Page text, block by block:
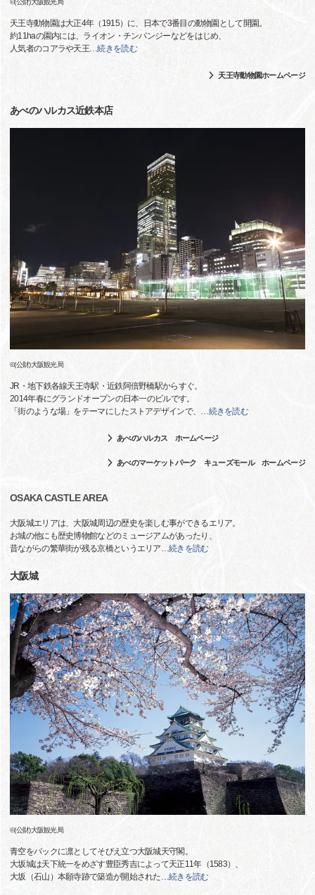
©(公財)大阪観光局
天王寺動物園は大正4年（1915）に、日本で3番目の動物園として開園。
約11haの園内には、ライオン・チンパンジーなどをはじめ、
人気者のコアラや天王…続きを読む
天王寺動物園ホームページ
あべのハルカス近鉄本店
©(公財)大阪観光局
JR・地下鉄各線天王寺駅・近鉄阿倍野橋駅からすぐ。
2014年春にグランドオープンの日本一のビルです。
「街のような場」をテーマにしたストアデザインで、 …続きを読む
あべのハルカス ホームページ
あべのマーケットパーク キューズモール ホームページ
OSAKA CASTLE AREA
大阪城エリアは、大阪城周辺の歴史を楽しむ事ができるエリア。
お城の他にも歴史博物館などのミュージアムがあったり、
昔ながらの繁華街が残る京橋というエリア…続きを読む
大阪城
©(公財)大阪観光局
青空をバックに凛としてそびえ立つ大阪城天守閣。
大坂城は天下統一をめざす豊臣秀吉によって天正11年（1583）、
大坂（石山）本願寺跡で築造が開始された…続きを読む